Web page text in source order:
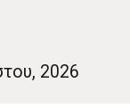
2026